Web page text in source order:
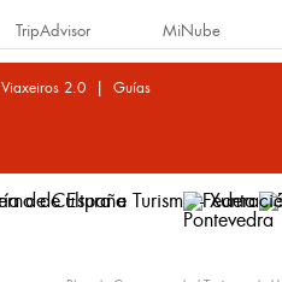
TripAdvisor MiNube
Viaxeiros 2.0 | Guías